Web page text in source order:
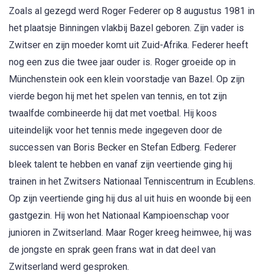
Zoals al gezegd werd Roger Federer op 8 augustus 1981 in
het plaatsje Binningen vlakbij Bazel geboren. Zijn vader is
Zwitser en zijn moeder komt uit Zuid-Afrika. Federer heeft
nog een zus die twee jaar ouder is. Roger groeide op in
Münchenstein ook een klein voorstadje van Bazel. Op zijn
vierde begon hij met het spelen van tennis, en tot zijn
twaalfde combineerde hij dat met voetbal. Hij koos
uiteindelijk voor het tennis mede ingegeven door de
successen van Boris Becker en Stefan Edberg. Federer
bleek talent te hebben en vanaf zijn veertiende ging hij
trainen in het Zwitsers Nationaal Tenniscentrum in Ecublens.
Op zijn veertiende ging hij dus al uit huis en woonde bij een
gastgezin. Hij won het Nationaal Kampioenschap voor
junioren in Zwitserland. Maar Roger kreeg heimwee, hij was
de jongste en sprak geen frans wat in dat deel van
Zwitserland werd gesproken.